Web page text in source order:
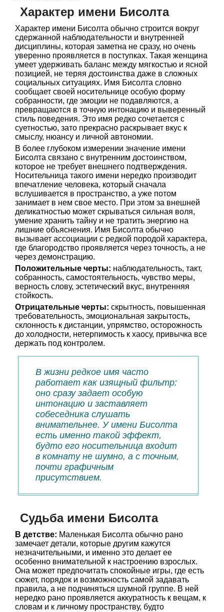
Характер имени Бисолта
Характер имени Бисолта обычно строится вокруг
сдержанной наблюдательности и внутренней
дисциплины, которая заметна не сразу, но очень
уверенно проявляется в поступках. Такая женщина
умеет удерживать баланс между мягкостью и ясной
позицией, не теряя достоинства даже в сложных
социальных ситуациях. Имя Бисолта словно
сообщает своей носительнице особую форму
собранности, где эмоции не подавляются, а
превращаются в точную интонацию и выверенный
стиль поведения. Это имя редко сочетается с
суетностью, зато прекрасно раскрывает вкус к
смыслу, нюансу и личной автономии.
В более глубоком измерении значение имени
Бисолта связано с внутренним достоинством,
которое не требует внешнего подтверждения.
Носительница такого имени нередко производит
впечатление человека, который сначала
вслушивается в пространство, а уже потом
занимает в нем свое место. При этом за внешней
деликатностью может скрываться сильная воля,
умение хранить тайну и не тратить энергию на
лишние объяснения. Имя Бисолта обычно
вызывает ассоциации с редкой породой характера,
где благородство проявляется через точность, а не
через демонстрацию.
Положительные черты: наблюдательность, такт,
собранность, самостоятельность, чувство меры,
верность слову, эстетический вкус, внутренняя
стойкость.
Отрицательные черты: скрытность, повышенная
требовательность, эмоциональная закрытость,
склонность к дистанции, упрямство, осторожность
до холодности, нетерпимость к хаосу, привычка все
держать под контролем.
В жизни редкое имя часто
работает как изящный фильтр:
оно сразу задает особую
интонацию и заставляет
собеседника слушать
внимательнее. У имени Бисолта
есть именно такой эффект,
будто его носительница входит
в комнату не шумно, а с точным,
почти графичным
присутствием.
Судьба имени Бисолта
В детстве: Маленькая Бисолта обычно рано
замечает детали, которые другим кажутся
незначительными, и именно это делает ее
особенно внимательной к настроению взрослых.
Она может предпочитать спокойные игры, где есть
сюжет, порядок и возможность самой задавать
правила, а не подчиняться шумной группе. В ней
нередко рано проявляется аккуратность к вещам, к
словам и к личному пространству, будто